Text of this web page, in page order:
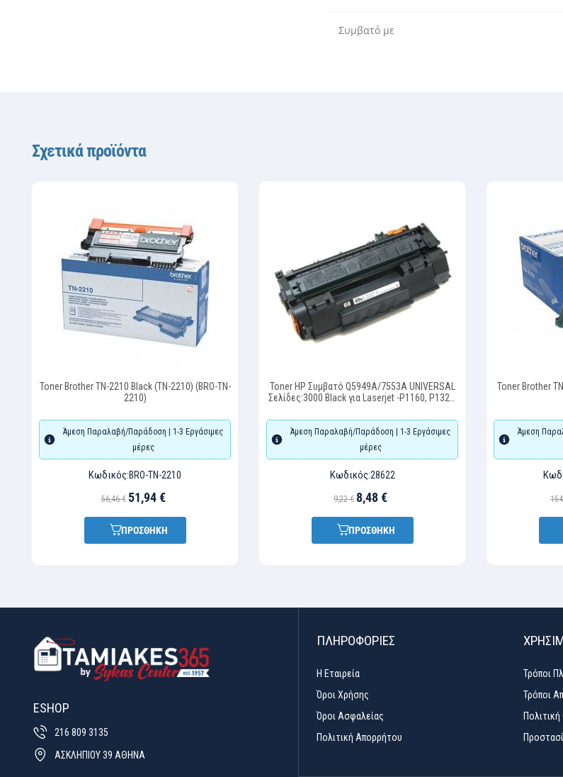
Συμβατό με
Σχετικά προϊόντα
Toner Brother TN-2210 Black (TN-2210) (BRO-TN-
2210)
Άμεση Παραλαβή/Παράδοση | 1-3 Εργάσιμες
μέρες
Κωδικός:BRO-TN-2210
56,46 € 51,94 €
ΠΡΟΣΘΗΚΗ
Toner HP Συμβατό Q5949A/7553A UNIVERSAL
Σελίδες:3000 Black για Laserjet -P1160, P1320,
Άμεση Παραλαβή/Παράδοση | 1-3 Εργάσιμες
μέρες
Κωδικός:28622
9,22 € 8,48 €
ΠΡΟΣΘΗΚΗ
Toner Brother
Άμεση
ESHOP
216 809 3135
ΑΣΚΛΗΠΙΟΥ 39 ΑΘΗΝΑ
ΠΛΗΡΟΦΟΡΙΕΣ
Η Εταιρεία
Όροι Χρήσης
Όροι Ασφαλείας
Πολιτική Απορρήτου
Τρόποι
Τρόποι